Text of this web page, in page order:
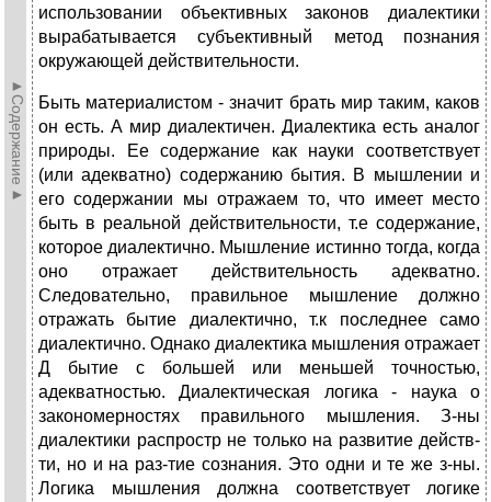
►Содержание►
использовании объективных законов диалектики
вырабатывается субъективный метод познания
окружающей действительности.
Быть материалистом - значит брать мир таким, каков
он есть. А мир диалектичен. Диалектика есть аналог
природы. Ее содержание как науки соответствует
(или адекватно) содержанию бытия. В мышлении и
его содержании мы отражаем то, что имеет место
быть в реальной действительности, т.е содержание,
которое диалектично. Мышление истинно тогда, когда
оно отражает действительность адекватно.
Следовательно, правильное мышление должно
отражать бытие диалектично, т.к последнее само
диалектично. Однако диалектика мышления отражает
Д бытие с большей или меньшей точностью,
адекватностью. Диалектическая логика - наука о
закономерностях правильного мышления. З-ны
диалектики распростр не только на развитие действ-
ти, но и на раз-тие сознания. Это одни и те же з-ны.
Логика мышления должна соответствует логике